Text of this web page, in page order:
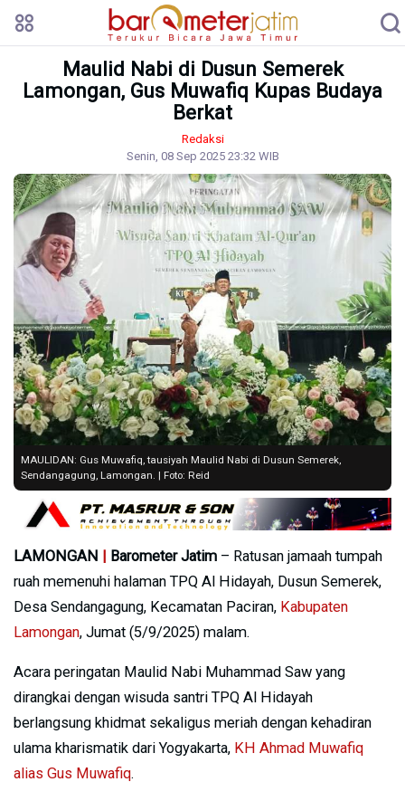
Maulid Nabi di Dusun Semerek
Lamongan, Gus Muwafiq Kupas Budaya
Berkat
Redaksi
Senin, 08 Sep 2025 23:32 WIB
MAULIDAN: Gus Muwafiq, tausiyah Maulid Nabi di Dusun Semerek,
Sendangagung, Lamongan. | Foto: Reid
LAMONGAN | Barometer Jatim – Ratusan jamaah tumpah
ruah memenuhi halaman TPQ Al Hidayah, Dusun Semerek,
Desa Sendangagung, Kecamatan Paciran, Kabupaten
Lamongan, Jumat (5/9/2025) malam.
Acara peringatan Maulid Nabi Muhammad Saw yang
dirangkai dengan wisuda santri TPQ Al Hidayah
berlangsung khidmat sekaligus meriah dengan kehadiran
ulama kharismatik dari Yogyakarta, KH Ahmad Muwafiq
alias Gus Muwafiq.